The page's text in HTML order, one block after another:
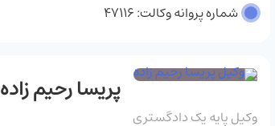
شماره پروانه وکالت: 47116
پریسا رحیم زاده
وکیل پایه یک دادگستری